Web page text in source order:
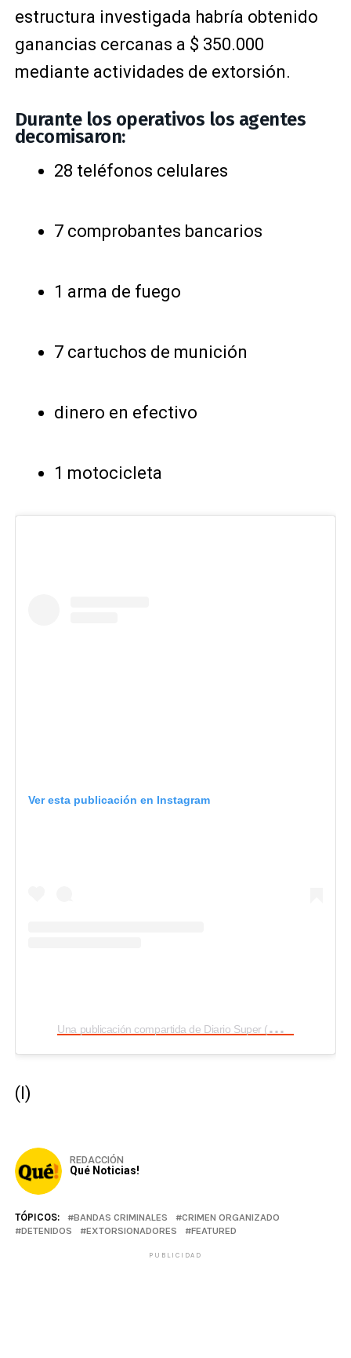
estructura investigada habría obtenido
ganancias cercanas a $ 350.000
mediante actividades de extorsión.
Durante los operativos los agentes
decomisaron:
28 teléfonos celulares
7 comprobantes bancarios
1 arma de fuego
7 cartuchos de munición
dinero en efectivo
1 motocicleta
Ver esta publicación en Instagram
U
na publicación compartida de Diario Super (@diario_super)
(I)
REDACCIÓN
Qué Noticias!
TÓPICOS: BANDAS CRIMINALES
CRIMEN ORGANIZADO
DETENIDOS
EXTORSIONADORES FEATURED
PUBLICIDAD